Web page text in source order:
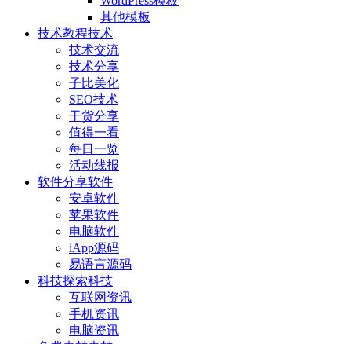
其他模板
技术教程技术
技术交流
技术分享
子比美化
SEO技术
干货分享
值得一看
每日一览
活动线报
软件分享软件
安卓软件
苹果软件
电脑软件
iApp源码
易语言源码
科技探索科技
互联网资讯
手机资讯
电脑资讯